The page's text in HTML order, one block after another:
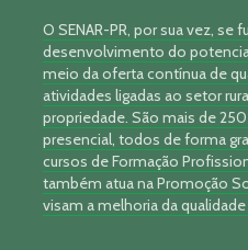
O SENAR-PR, por sua vez, se
desenvolvimento do
meio da oferta contínua de
atividades ligadas ao setor
propriedade. São mais de
presencial, todos de forma
cursos de Formação
também atua na Promoção
visam a melhoria da